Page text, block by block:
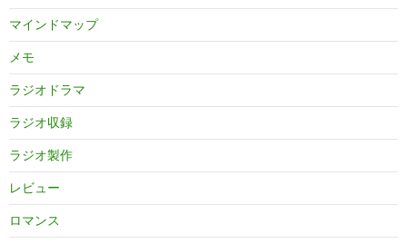
マインドマップ
メモ
ラジオドラマ
ラジオ収録
ラジオ製作
レビュー
ロマンス